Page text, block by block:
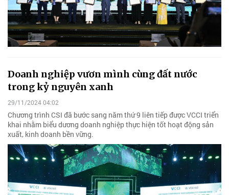
Doanh nghiệp vươn mình cùng đất nước
trong kỷ nguyên xanh
29/11/2024 04:02
Chương trình CSI đã bước sang năm thứ 9 liên tiếp được VCCI triển
khai nhằm biểu dương doanh nghiệp thực hiện tốt hoạt động sản
xuất, kinh doanh bền vững.